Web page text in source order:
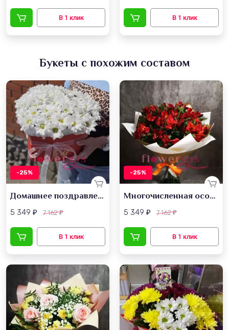
Букеты с похожим составом
-25%
Домашнее поздравление
5 349 ₽ 7 162₽
-25%
Многочисленная особенность
5 349 ₽ 7 162₽